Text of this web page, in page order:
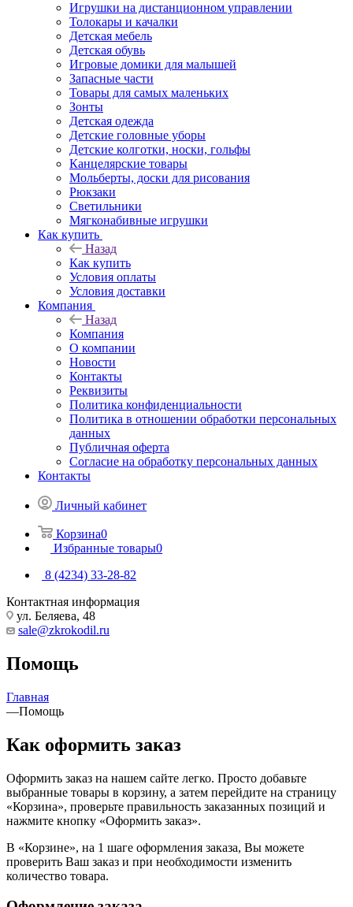
Игрушки на дистанционном управлении
Толокары и качалки
Детская мебель
Детская обувь
Игровые домики для малышей
Запасные части
Товары для самых маленьких
Зонты
Детская одежда
Детские головные уборы
Детские колготки, носки, гольфы
Канцелярские товары
Мольберты, доски для рисования
Рюкзаки
Светильники
Мягконабивные игрушки
Как купить
Назад
Как купить
Условия оплаты
Условия доставки
Компания
Назад
Компания
О компании
Новости
Контакты
Реквизиты
Политика конфиденциальности
Политика в отношении обработки персональных
данных
Публичная оферта
Согласие на обработку персональных данных
Контакты
Личный кабинет
Корзина0
Избранные товары0
8 (4234) 33-28-82
Контактная информация
ул. Беляева, 48
sale@zkrokodil.ru
Помощь
Главная
—Помощь
Как оформить заказ
Оформить заказ на нашем сайте легко. Просто добавьте
выбранные товары в корзину, а затем перейдите на страницу
«Корзина», проверьте правильность заказанных позиций и
нажмите кнопку «Оформить заказ».
В «Корзине», на 1 шаге оформления заказа, Вы можете
проверить Ваш заказ и при необходимости изменить
количество товара.